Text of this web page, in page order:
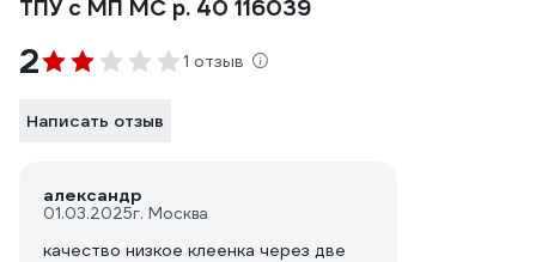
ТПУ с МП МС р. 40 116039
2 1 отзыв
Написать отзыв
александр
01.03.2025г. Москва
качество низкое клеенка через две